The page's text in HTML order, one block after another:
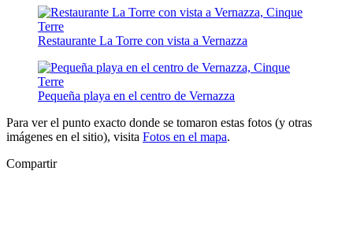
Restaurante La Torre con vista a Vernazza
Pequeña playa en el centro de Vernazza
Para ver el punto exacto donde se tomaron estas fotos (y otras
imágenes en el sitio), visita Fotos en el mapa.
Compartir